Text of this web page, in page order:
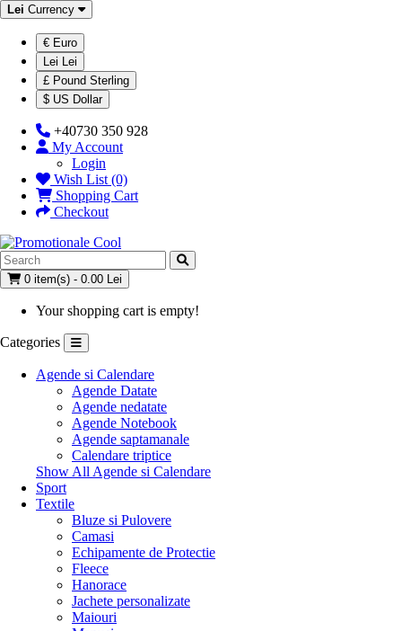
Lei Currency
€ Euro
Lei Lei
£ Pound Sterling
$ US Dollar
+40730 350 928
My Account
Login
Wish List (0)
Shopping Cart
Checkout
0 item(s) - 0.00 Lei
Your shopping cart is empty!
Categories
Agende si Calendare
Agende Datate
Agende nedatate
Agende Notebook
Agende saptamanale
Calendare triptice
Show All Agende si Calendare
Sport
Textile
Bluze si Pulovere
Camasi
Echipamente de Protectie
Fleece
Hanorace
Jachete personalizate
Maiouri